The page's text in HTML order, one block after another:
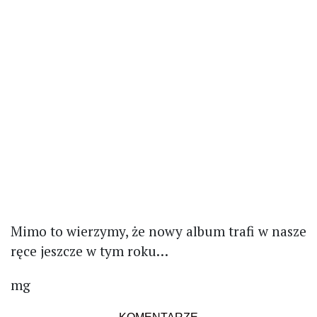
Mimo to wierzymy, że nowy album trafi w nasze
ręce jeszcze w tym roku…
mg